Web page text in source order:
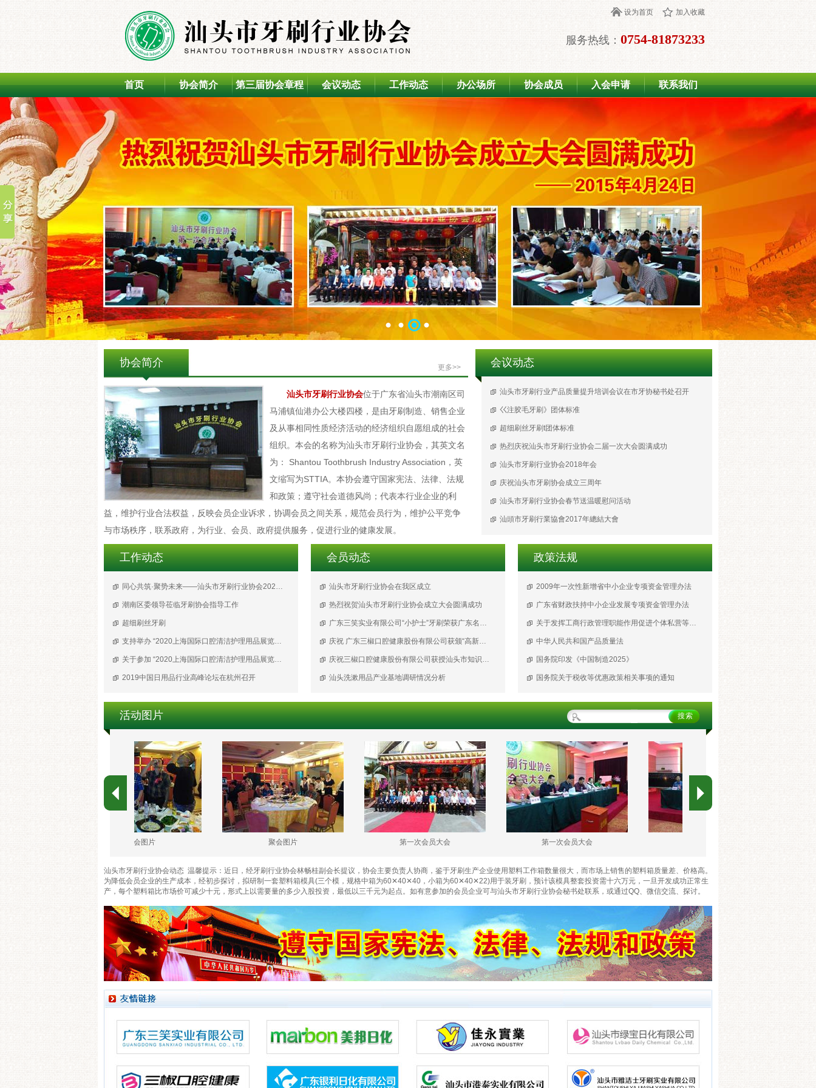
服务热线： 0754-81873233
设为首页 加入收藏
首页 协会简介 第三届协会章程 会议动态 工作动态 办公场所 协会成员 入会申请 联系我们
1 2 3 4
更多>>
协会简介
汕头市牙刷行业协会位于广东省汕头市潮南区司
马浦镇仙港办公大楼四楼，是由牙刷制造、销售企业
及从事相同性质经济活动的经济组织自愿组成的社会
组织。本会的名称为汕头市牙刷行业协会，其英文名
为： Shantou Toothbrush Industry Association，英
文缩写为STTIA。本协会遵守国家宪法、法律、法规
和政策；遵守社会道德风尚；代表本行业企业的利
益，维护行业合法权益，反映会员企业诉求，协调会员之间关系，规范会员行为，维护公平竞争
与市场秩序，联系政府，为行业、会员、政府提供服务，促进行业的健康发展。
会议动态
汕头市牙刷行业产品质量提升培训会议在市牙协秘书处召开
巜注胶毛牙刷》团体标准
超细刷丝牙刷t团体标准
热烈庆祝汕头市牙刷行业协会二届一次大会圆满成功
汕头市牙刷行业协会2018年会
庆祝汕头市牙刷协会成立三周年
汕头市牙刷行业协会春节送温暖慰问活动
汕頭市牙刷行業協會2017年總結大會
工作动态
同心共筑·聚势未来——汕头市牙刷行业协会2025年度工作总结会议圆满成功！
潮南区委领导莅临牙刷协会指导工作
超细刷丝牙刷
支持举办 “2020上海国际口腔清洁护理用品展览会暨2020上海国际个人护理用品博览会”的申请
关于参加 “2020上海国际口腔清洁护理用品展览会暨2020上海国际个人护理用品博览会” 通 知
2019中国日用品行业高峰论坛在杭州召开
会员动态
汕头市牙刷行业协会在我区成立
热烈祝贺汕头市牙刷行业协会成立大会圆满成功
广东三笑实业有限公司“小护士”牙刷荣获广东名牌产品称号
庆祝 广东三椒口腔健康股份有限公司获颁“高新技术企业”证书
庆祝三椒口腔健康股份有限公司获授汕头市知识产权优势培育企业牌匾
汕头洗漱用品产业基地调研情况分析
政策法规
2009年一次性新增省中小企业专项资金管理办法
广东省财政扶持中小企业发展专项资金管理办法
关于发挥工商行政管理职能作用促进个体私营等非公有制经济发展的通知
中华人民共和国产品质量法
国务院印发《中国制造2025》
国务院关于税收等优惠政策相关事项的通知
活动图片
聚会图片 第一次会员大会 第一次会员大会
汕头市牙刷行业协会动态 温馨提示：近日，经牙刷行业协会林畅桂副会长提议，协会主要负责人协商，鉴于牙刷生产企业使用塑料工作箱数量很大，而市场上销售的塑料箱质量差、价格高。
为降低会员企业的生产成本，经初步探讨，拟研制一套塑料箱模具(三个模，规格中箱为60✕40✕40，小箱为60✕40✕22)用于装牙刷，预计该模具整套投资需十六万元，一旦开发成功正常生
产，每个塑料箱比市场价可减少十元，形式上以需要量的多少入股投资，最低以三千元为起点。如有意参加的会员企业可与汕头市牙刷行业协会秘书处联系，或通过QQ、微信交流、探讨。